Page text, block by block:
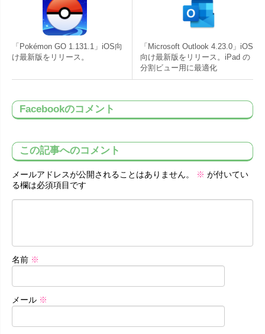
「Pokémon GO 1.131.1」iOS向
け最新版をリリース。
「Microsoft Outlook 4.23.0」iOS
向け最新版をリリース。iPad の
分割ビュー用に最適化
Facebookのコメント
この記事へのコメント
メールアドレスが公開されることはありません。 ※ が付いてい
る欄は必須項目です
名前 ※
メール ※